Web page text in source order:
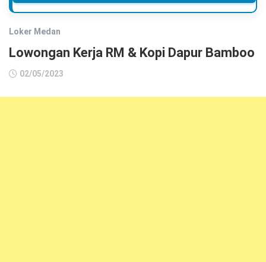
Loker Medan
Lowongan Kerja RM & Kopi Dapur Bamboo
02/05/2023